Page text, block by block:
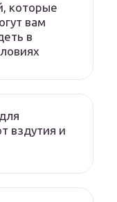
которые
вам
в
вздутия и